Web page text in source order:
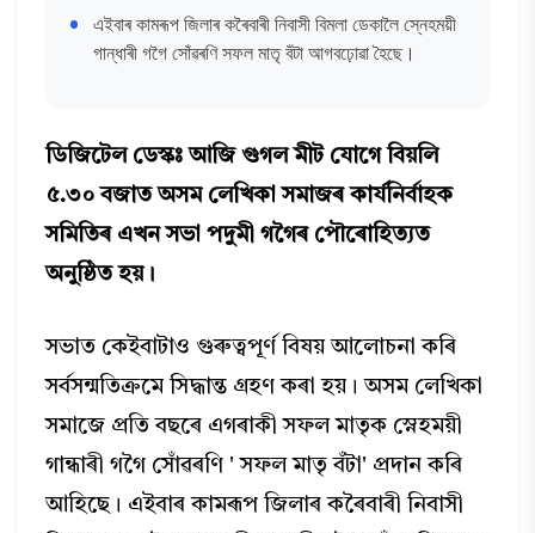
এইবাৰ কামৰূপ জিলাৰ কৰৈবাৰী নিবাসী বিমলা ডেকালৈ স্নেহময়ী
গান্ধাৰী গগৈ সোঁৱৰণি সফল মাতৃ বঁটা আগবঢ়োৱা হৈছে।
ডিজিটেল ডেস্কঃ আজি গুগল মীট যোগে বিয়লি
৫.৩০ বজাত অসম লেখিকা সমাজৰ কাৰ্যনিৰ্বাহক
সমিতিৰ এখন সভা পদুমী গগৈৰ পৌৰোহিত্যত
অনুষ্ঠিত হয়।
সভাত কেইবাটাও গুৰুত্বপূৰ্ণ বিষয় আলোচনা কৰি
সৰ্বসন্মতিক্রমে সিদ্ধান্ত গ্ৰহণ কৰা হয়। অসম লেখিকা
সমাজে প্ৰতি বছৰে এগৰাকী সফল মাতৃক স্নেহময়ী
গান্ধাৰী গগৈ সোঁৱৰণি ' সফল মাতৃ বঁটা' প্ৰদান কৰি
আহিছে। এইবাৰ কামৰূপ জিলাৰ কৰৈবাৰী নিবাসী